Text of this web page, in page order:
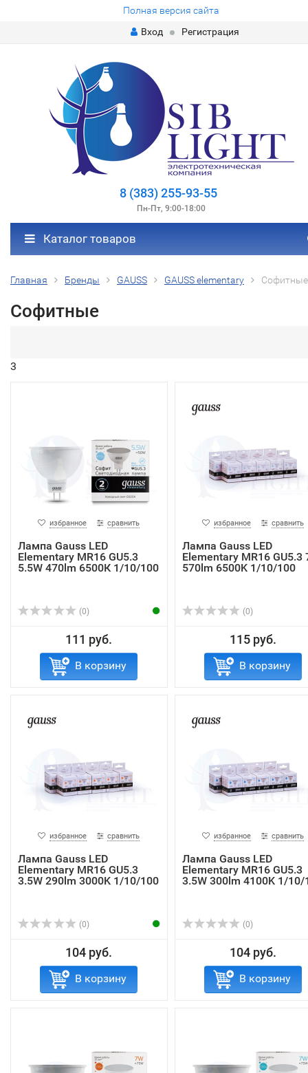
Полная версия сайта
Вход
Регистрация
8 (383) 255-93-55
Пн-Пт, 9:00-18:00
Каталог товаров
Главная Бренды GAUSS GAUSS elementary Софитные
Софитные
3
избранное сравнить
Лампа Gauss LED
Elementary MR16 GU5.3
5.5W 470lm 6500К 1/10/100
(0)
111 руб.
В корзину
избранное сравнить
Лампа Gauss LED
Elementary MR16 GU5.3
570lm 6500K 1/10/100
(0)
115 руб.
В корзину
избранное сравнить
Лампа Gauss LED
Elementary MR16 GU5.3
3.5W 290lm 3000K 1/10/100
(0)
104 руб.
В корзину
избранное сравнить
Лампа Gauss LED
Elementary MR16 GU5.3
3.5W 300lm 4100K 1/10/
(0)
104 руб.
В корзину